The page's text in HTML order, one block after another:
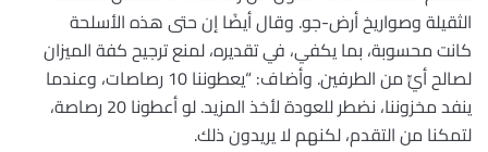
الثقيلة وصواريخ أرض-جو. وقال أيضًا إن حتى هذه الأسلحة
كانت محسوبة، بما يكفي، في تقديره، لمنع ترجيح كفة الميزان
لصالح أيٍّ من الطرفين. وأضاف: “يعطوننا 10 رصاصات، وعندما
ينفد مخزوننا، نضطر للعودة لأخذ المزيد. لو أعطونا 20 رصاصة،
لتمكنا من التقدم، لكنهم لا يريدون ذلك.